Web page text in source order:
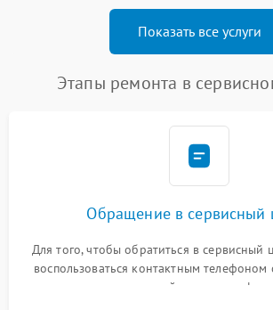
Показать все услуги
Этапы ремонта в
Обращение в сервисный
Для того, чтобы обратиться в сервисный
воспользоваться контактным телефоном
или оставить свой номер телефона